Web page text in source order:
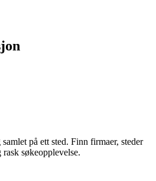
på ett sted. Finn firmaer, steder
søkeopplevelse.